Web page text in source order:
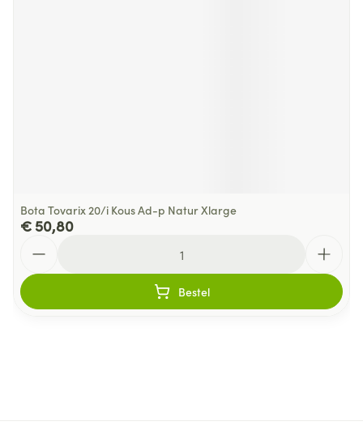
Bota Tovarix 20/i Kous Ad-p Natur Xlarge
€ 50,80
Bestel